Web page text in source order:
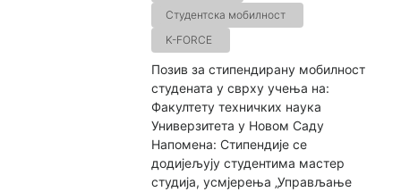
Студентска мобилност
K-FORCE
Позив за стипендирану мобилност
студената у сврху учења на:
Факултету техничких наука
Универзитета у Новом Саду
Напомена: Стипендије се
додијељују студентима мастер
студија, усмјерења „Управљање